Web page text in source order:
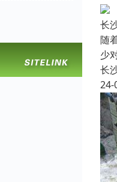
长
随
少
长
24-